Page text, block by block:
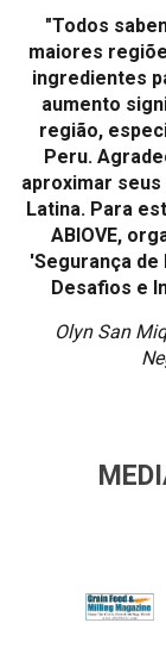
"Todos
maiores
ingredientes
aumento
região,
Peru.
aproximar
Latina. Para
ABIOVE,
'Segurança de
Desafios e
Olyn San